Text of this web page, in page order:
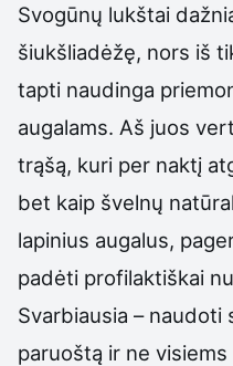
Svogūnų lukštai
šiukšliadėžę, nors iš
tapti naudinga
augalams. Aš juos
trąšą, kuri per naktį
bet kaip švelnų
lapinius augalus,
padėti profilaktiškai
Svarbiausia – naudoti
paruoštą ir ne visiems